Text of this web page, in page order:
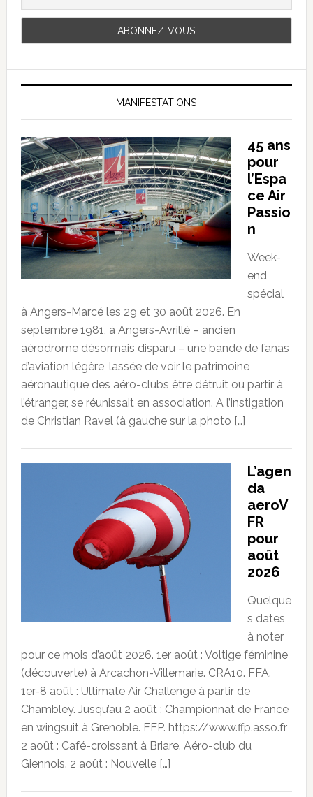
MANIFESTATIONS
45 ans
pour
l’Espa
ce Air
Passio
n
Week-
end
spécial
à Angers-Marcé les 29 et 30 août 2026. En
septembre 1981, à Angers-Avrillé – ancien
aérodrome désormais disparu – une bande de fanas
d’aviation légère, lassée de voir le patrimoine
aéronautique des aéro-clubs être détruit ou partir à
l’étranger, se réunissait en association. A l’instigation
de Christian Ravel (à gauche sur la photo […]
L’agen
da
aeroV
FR
pour
août
2026
Quelque
s dates
à noter
pour ce mois d’août 2026. 1er août : Voltige féminine
(découverte) à Arcachon-Villemarie. CRA10. FFA.
1er-8 août : Ultimate Air Challenge à partir de
Chambley. Jusqu’au 2 août : Championnat de France
en wingsuit à Grenoble. FFP. https://www.ffp.asso.fr
2 août : Café-croissant à Briare. Aéro-club du
Giennois. 2 août : Nouvelle […]